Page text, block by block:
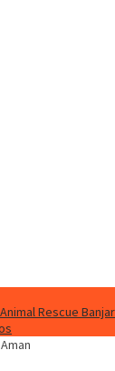
Animal Rescue